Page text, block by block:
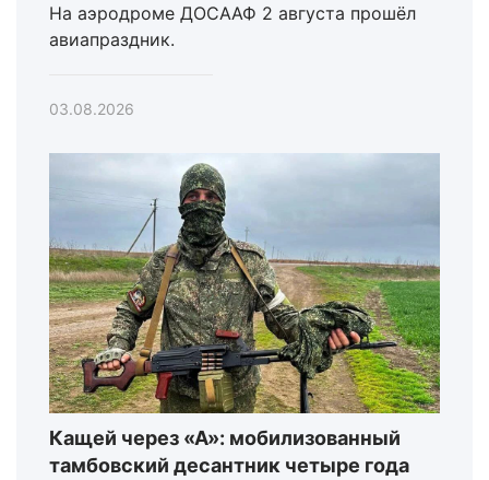
На аэродроме ДОСААФ 2 августа прошёл
авиапраздник.
03.08.2026
Кащей через «А»: мобилизованный
тамбовский десантник четыре года